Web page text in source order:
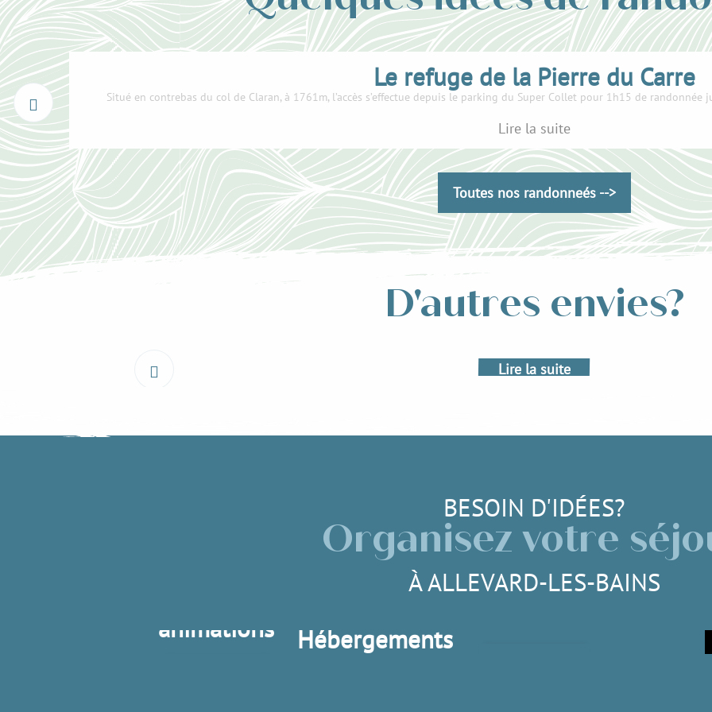
Le refuge de la Pierre du Carre
Situé en contrebas du col de Claran, à 1761m, l’accès s’effectue depuis le parking du Super Collet pour 1h15 de
Lire la suite
Toutes nos randonneés -->
D'autres envies?
Prendre sa santé en main
Lire la suite
BESOIN D'IDÉES?
Organisez votre
À ALLEVARD-LES-BAINS
animations Hébergements